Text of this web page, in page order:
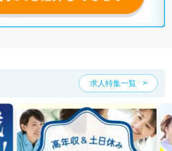
求人特集一覧